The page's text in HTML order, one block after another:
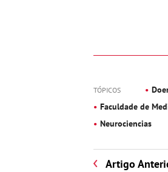
TÓPICOS
Faculdade de
Neurociencias
Artigo